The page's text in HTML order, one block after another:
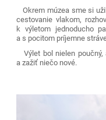
Okrem múzea sme si
cestovanie vlakom,
k výletom jednoducho
a s pocitom príjemne
Výlet bol nielen
a zažiť niečo nové.